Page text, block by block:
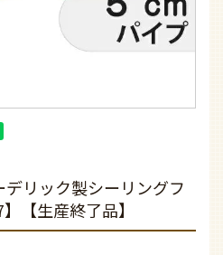
リック製シーリングフ
【生産終了品】